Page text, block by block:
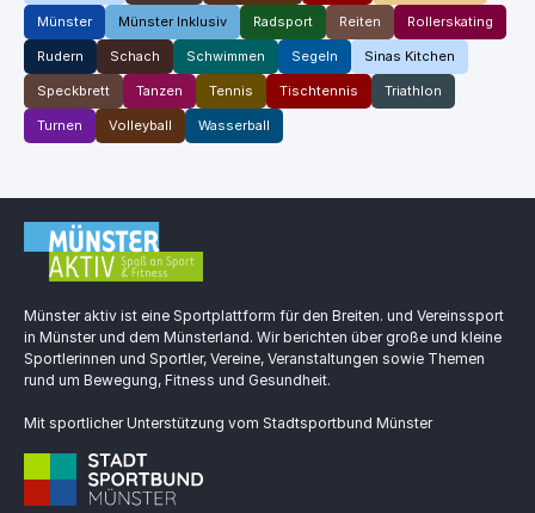
Münster Münster Inklusiv Radsport Reiten Rollerskating
Rudern Schach Schwimmen Segeln Sinas Kitchen
Speckbrett Tanzen Tennis Tischtennis Triathlon
Turnen Volleyball Wasserball
Münster aktiv ist eine Sportplattform für den Breiten. und Vereinssport
in Münster und dem Münsterland. Wir berichten über große und kleine
Sportlerinnen und Sportler, Vereine, Veranstaltungen sowie Themen
rund um Bewegung, Fitness und Gesundheit.
Mit sportlicher Unterstützung vom Stadtsportbund Münster